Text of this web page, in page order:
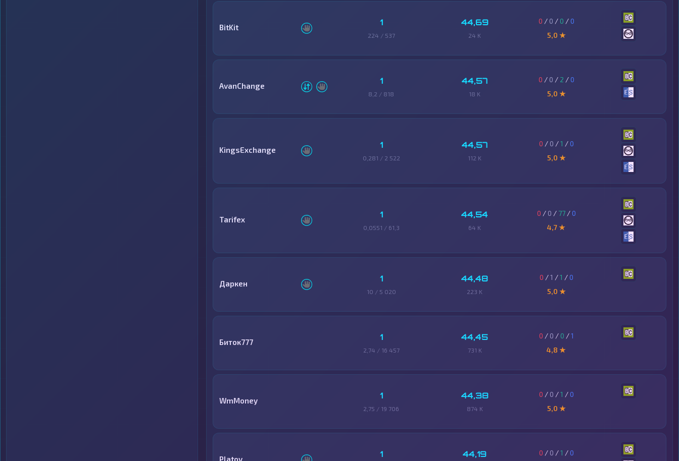
BitKit 1
224 / 537
44,69
24 K
0 / 0 / 0 /0
5,0 ★
AvanChange 1
8,2 / 818
44,57
18 K
0 / 0 / 2 /0
5,0 ★
KingsExchange 1
0,281 / 2 522
44,57
112 K
0 / 0 /1 /0
5,0 ★
Tarifex 1
0,0551 / 61,3
44,54
64 K
0 / 0 / 77/0
4,7 ★
Даркен 1
10 / 5 020
44,48
223 K
0 /1 /1 /0
5,0 ★
Биток777 1
2,74 / 16 457
44,45
731 K
0 / 0 / 0 /1
4,8 ★
WmMoney 1
2,75 / 19 706
44,38
874 K
0 / 0 /1 /0
5,0 ★
Platov 1 44,19 0 / 0 /1 /0